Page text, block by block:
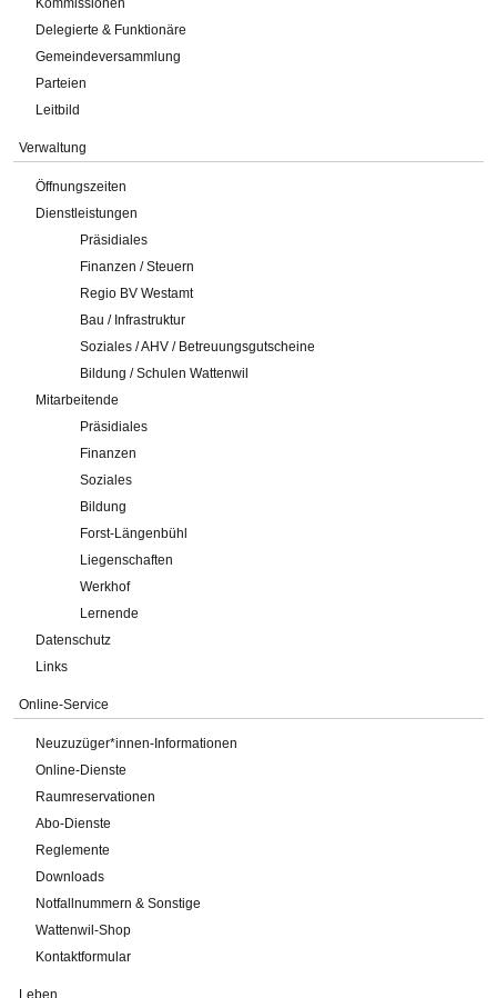
Kommissionen
Delegierte & Funktionäre
Gemeindeversammlung
Parteien
Leitbild
Verwaltung
Öffnungszeiten
Dienstleistungen
Präsidiales
Finanzen / Steuern
Regio BV Westamt
Bau / Infrastruktur
Soziales / AHV / Betreuungsgutscheine
Bildung / Schulen Wattenwil
Mitarbeitende
Präsidiales
Finanzen
Soziales
Bildung
Forst-Längenbühl
Liegenschaften
Werkhof
Lernende
Datenschutz
Links
Online-Service
Neuzuzüger*innen-Informationen
Online-Dienste
Raumreservationen
Abo-Dienste
Reglemente
Downloads
Notfallnummern & Sonstige
Wattenwil-Shop
Kontaktformular
Leben